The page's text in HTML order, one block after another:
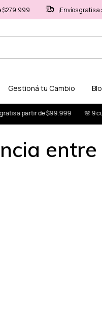
$279.999 ¡Envíos gratis
Gestioná tu Cambio
de $99.999 🌸 9 cuotas sin
entre